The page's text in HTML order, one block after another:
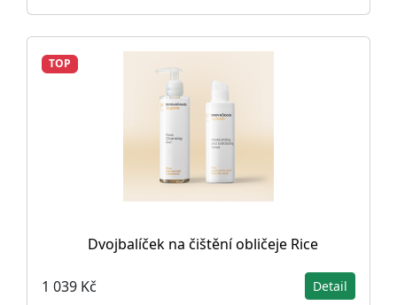
TOP
Dvojbalíček na čištění obličeje Rice
1 039 Kč Detail